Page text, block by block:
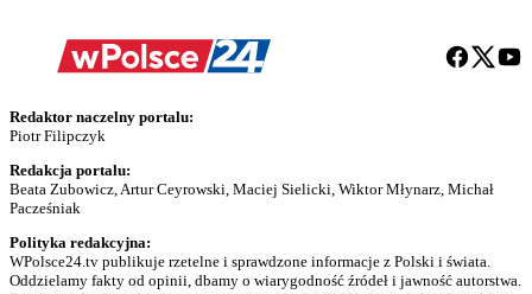
Redaktor naczelny portalu:
Piotr Filipczyk
Redakcja portalu:
Beata Zubowicz, Artur Ceyrowski, Maciej Sielicki, Wiktor Młynarz, Michał
Pacześniak
Polityka redakcyjna:
WPolsce24.tv publikuje rzetelne i sprawdzone informacje z Polski i świata.
Oddzielamy fakty od opinii, dbamy o wiarygodność źródeł i jawność autorstwa.